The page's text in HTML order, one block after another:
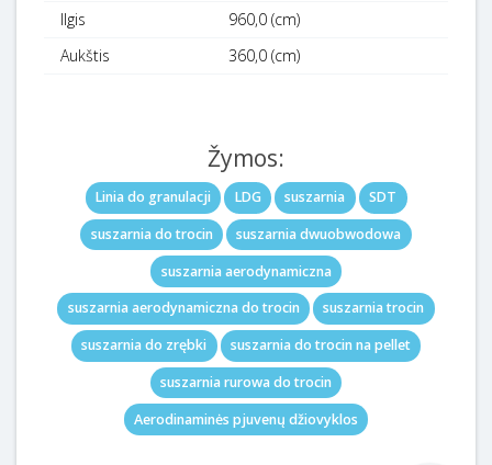
Ilgis
960,0 (cm)
Aukštis
360,0 (cm)
Žymos:
Linia do granulacji LDG suszarnia
SDT
suszarnia do trocin
suszarnia dwuobwodowa
suszarnia aerodynamiczna
suszarnia aerodynamiczna do trocin
suszarnia trocin
suszarnia do zrębki
suszarnia do trocin na pellet
suszarnia rurowa do trocin
Aerodinaminės pjuvenų džiovyklos